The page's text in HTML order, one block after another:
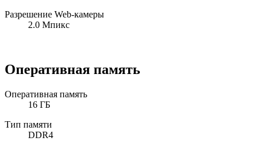
Разрешение Web-камеры
2.0 Мпикс
Оперативная память
Оперативная память
16 ГБ
Тип памяти
DDR4